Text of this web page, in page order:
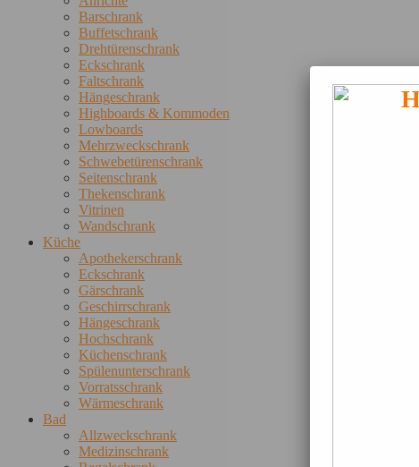
Barschrank
Buffetschrank
Drehtürenschrank
Eckschrank
Faltschrank
Hängeschrank
Highboards & Kommoden
Lowboards
Mehrzweckschrank
Schwebetürenschrank
Seitenschrank
Thekenschrank
Vitrinen
Wandschrank
Küche
Apothekerschrank
Eckschrank
Gärschrank
Geschirrschrank
Hängeschrank
Hochschrank
Küchenschrank
Spülenunterschrank
Vorratsschrank
Wärmeschrank
Bad
Allzweckschrank
Medizinschrank